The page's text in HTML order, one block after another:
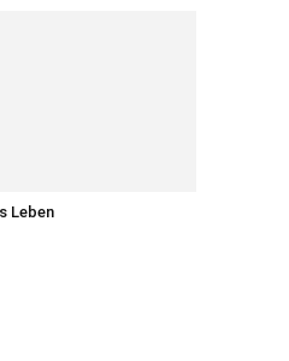
Leben